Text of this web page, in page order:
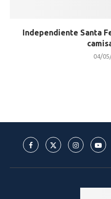
Independiente Santa
04/